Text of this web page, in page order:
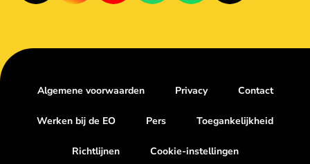
Algemene voorwaarden Privacy Contact
Werken bij de EO Pers Toegankelijkheid
Richtlijnen Cookie-instellingen